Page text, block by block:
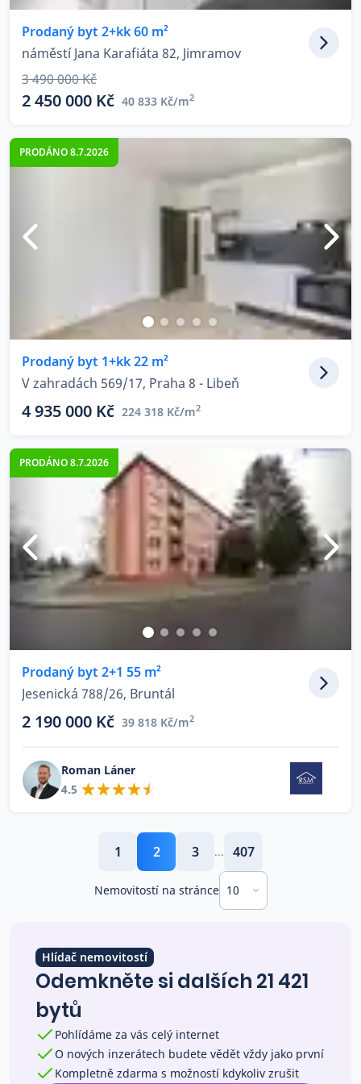
Prodaný byt 2+kk 60 m²
náměstí Jana Karafiáta 82, Jimramov
3 490 000 Kč
2 450 000 Kč 40 833 Kč/m2
PRODÁNO 8.7.2026
Prodaný byt 1+kk 22 m²
V zahradách 569/17, Praha 8 - Libeň
4 935 000 Kč 224 318 Kč/m2
PRODÁNO 8.7.2026
Prodaný byt 2+1 55 m²
Jesenická 788/26, Bruntál
2 190 000 Kč 39 818 Kč/m2
Roman Láner
4.5
1 2 3 ... 407
Nemovitostí na stránce 10
Hlídač nemovitostí
Odemkněte si dalších 21 421
bytů
Pohlídáme za vás celý internet
O nových inzerátech budete vědět vždy jako první
Kompletně zdarma s možností kdykoliv zrušit